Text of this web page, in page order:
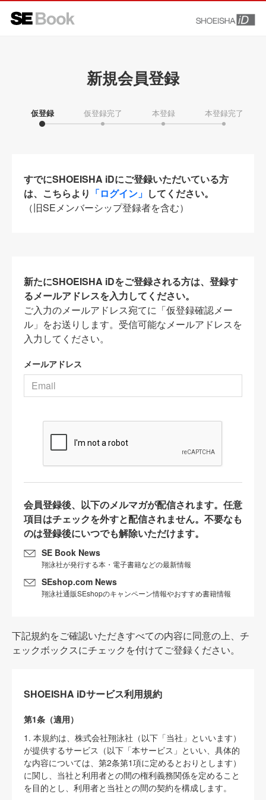
新規会員登録
仮登録 仮登録完了 本登録 本登録完了
すでにSHOEISHA iDにご登録いただいている方
は、こちらより 「ログイン」 してください。
（旧SEメンバーシップ登録者を含む）
新たにSHOEISHA iDをご登録される方は、登録す
るメールアドレスを入力してください。
ご入力のメールアドレス宛てに「仮登録確認メー
ル」をお送りします。受信可能なメールアドレスを
入力してください。
メールアドレス
会員登録後、以下のメルマガが配信されます。任意
項目はチェックを外すと配信されません。不要なも
のは登録後にいつでも解除いただけます。
SE Book News
翔泳社が発行する本・電子書籍などの最新情報
SEshop.com News
翔泳社通販SEshopのキャンペーン情報やおすすめ書籍情報
下記規約をご確認いただきすべての内容に同意の上、チ
ェックボックスにチェックを付けてご登録ください。
SHOEISHA iDサービス利用規約
第1条（適用）
1. 本規約は、株式会社翔泳社（以下「当社」といいます）
が提供するサービス（以下「本サービス」といい、具体的
な内容については、第2条第1項に定めるとおりとします）
に関し、当社と利用者との間の権利義務関係を定めること
を目的とし、利用者と当社との間の契約を構成します。